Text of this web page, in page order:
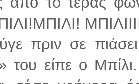
πριν σε
του είπε ο